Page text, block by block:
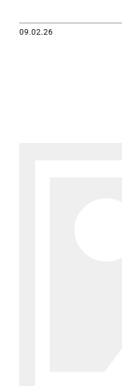
09.02.26